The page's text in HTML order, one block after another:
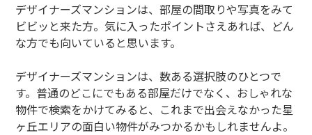
デザイナーズマンションは、部屋の間取りや写真をみて
ビビッと来た方。気に入ったポイントさえあれば、どん
な方でも向いていると思います。
デザイナーズマンションは、数ある選択肢のひとつで
す。普通のどこにでもある部屋だけでなく、おしゃれな
物件で検索をかけてみると、これまで出会えなかった星
ヶ丘エリアの面白い物件がみつかるかもしれませんよ。